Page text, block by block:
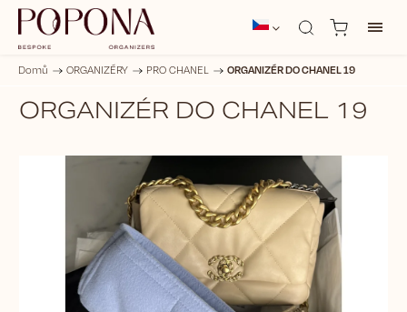
Domů / ORGANIZÉRY / PRO CHANEL / ORGANIZÉR DO CHANEL 19
ORGANIZÉR DO CHANEL 19